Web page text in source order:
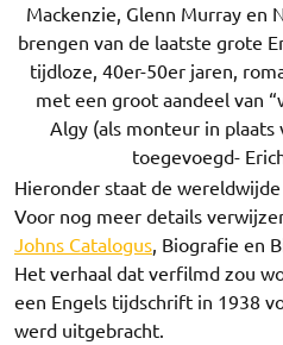
Mackenzie, Glenn Murray en
brengen van de laatste grote
tijdloze, 40er-50er jaren,
met een groot aandeel van
Algy (als monteur in plaats
toegevoegd-
Hieronder staat de
Voor nog meer details
Johns Catalogus, Biografie en
Het verhaal dat verfilmd zou
een Engels tijdschrift in 1938
werd uitgebracht.